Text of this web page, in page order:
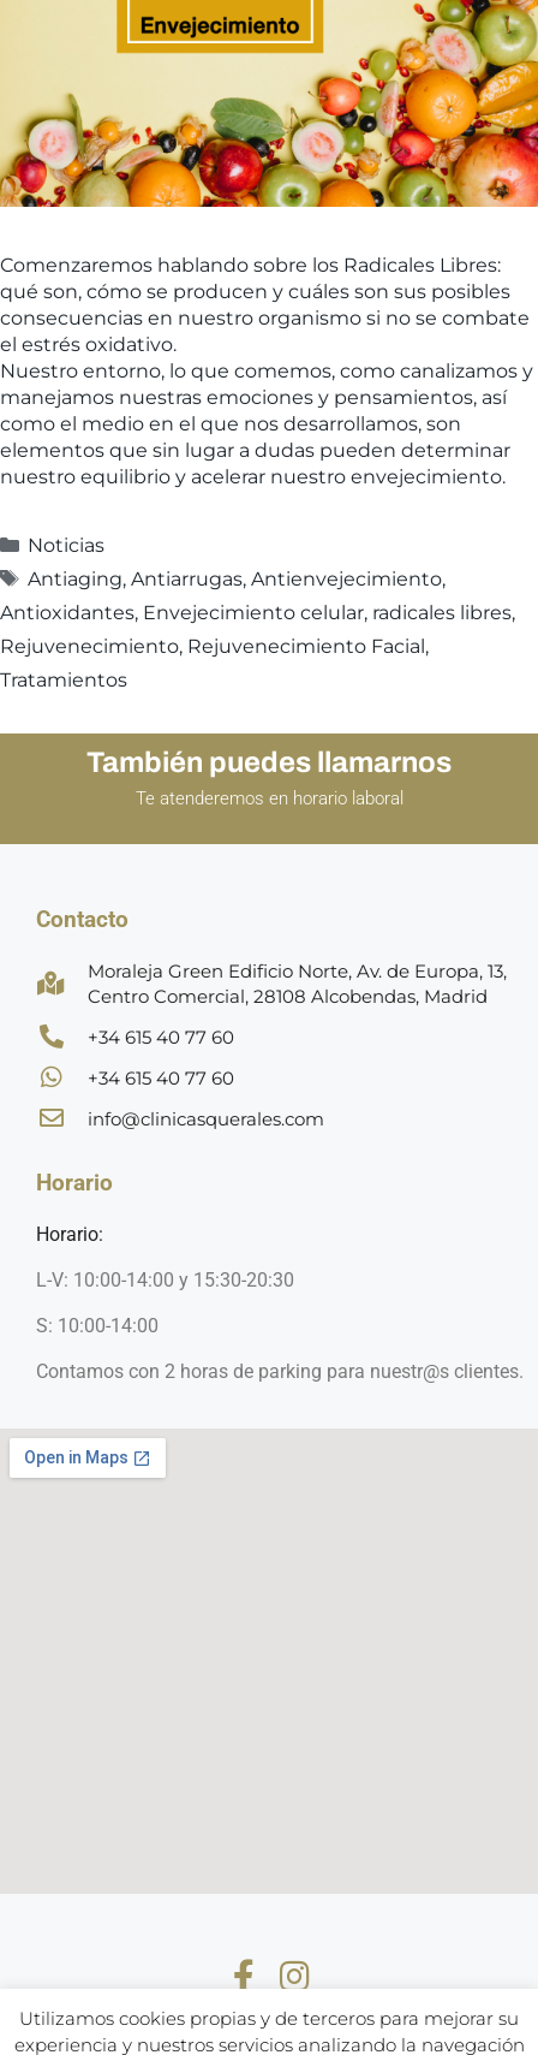
Comenzaremos hablando sobre los Radicales Libres:
qué son, cómo se producen y cuáles son sus posibles
consecuencias en nuestro organismo si no se combate
el estrés oxidativo.
Nuestro entorno, lo que comemos, como canalizamos y
manejamos nuestras emociones y pensamientos, así
como el medio en el que nos desarrollamos, son
elementos que sin lugar a dudas pueden determinar
nuestro equilibrio y acelerar nuestro envejecimiento.
Noticias
Antiaging, Antiarrugas, Antienvejecimiento,
Antioxidantes, Envejecimiento celular, radicales libres,
Rejuvenecimiento, Rejuvenecimiento Facial,
Tratamientos
También puedes llamarnos
Te atenderemos en horario laboral
Contacto
Moraleja Green Edificio Norte, Av. de Europa, 13,
Centro Comercial, 28108 Alcobendas, Madrid
+34 615 40 77 60
+34 615 40 77 60
info@clinicasquerales.com
Horario
Horario:
L-V: 10:00-14:00 y 15:30-20:30
S: 10:00-14:00
Contamos con 2 horas de parking para nuestr@s clientes.
Utilizamos cookies propias y de terceros para mejorar su
experiencia y nuestros servicios analizando la navegación